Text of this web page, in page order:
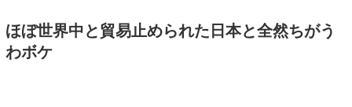
ほぼ世界中と貿易止められた日本と全然ちがう
わボケ